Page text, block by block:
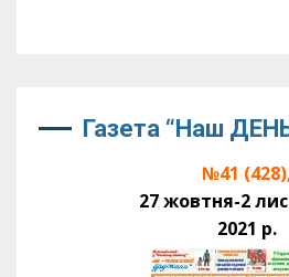
Газета “Наш
№41
27 жовтня-2
2021 р.